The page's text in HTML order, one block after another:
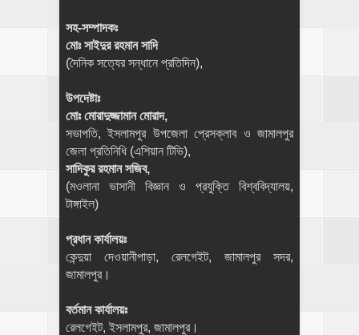
সহ-সম্পাদকঃ
মোঃ সাইদুর রহমান সাদি
(দৈনিক সত্যের সন্ধানে প্রতিদিন),
উপদেষ্টাঃ
মোঃ মোরাদুজ্জামান মোরাদ,
সভাপতি, ইসলামপুর উপজেলা প্রেসক্লাব ও জামালপুর
জেলা প্রতিনিধি (এশিয়ান টিভি),
সাদিকুর রহমান সজিব,
(মওলানা ভাসানী বিজ্ঞান ও প্রযুক্তি বিশ্ববিদ্যালয়,
টাঙ্গাইল)
প্রধান কার্যালয়ঃ
কেন্দুয়া দেওয়ানীপাড়া, রেলগেইট, জামালপুর সদর,
জামালপুর।
বর্তমান কার্যালয়ঃ
রেলগেইট, ইসলামপুর, জামালপুর।